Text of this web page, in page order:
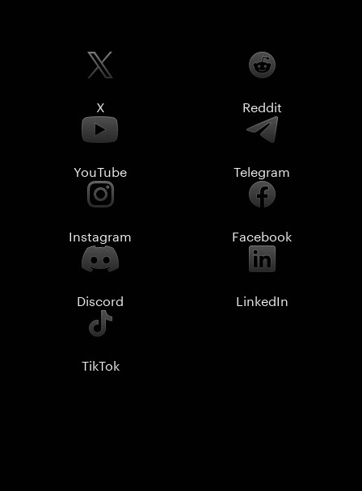
X Reddit
YouTube Telegram
Instagram Facebook
Discord LinkedIn
TikTok